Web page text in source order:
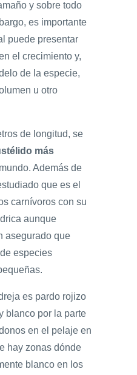
y sobre todo
es importante
puede presentar
el crecimiento y,
de la especie,
u otro
de longitud, se
más
Además de
que es el
carnívoros con su
aunque
asegurado que
especies
es pardo rojizo
blanco por la parte
en el pelaje en
hay zonas dónde
blanco en los